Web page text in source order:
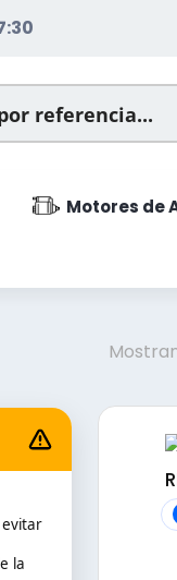
Motores de
evitar
la